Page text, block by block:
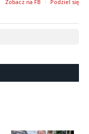
Zobacz na FB · Podziel się